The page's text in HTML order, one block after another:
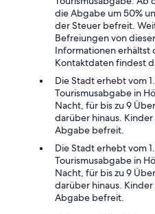
die Abgabe um 50%
der Steuer befreit.
Befreiungen von
Informationen erhältst
Kontaktdaten findest
Die Stadt erhebt vom
Tourismusabgabe in
Nacht, für bis zu 9
darüber hinaus.
Abgabe befreit.
Die Stadt erhebt vom
Tourismusabgabe in
Nacht, für bis zu 9
darüber hinaus.
Abgabe befreit.